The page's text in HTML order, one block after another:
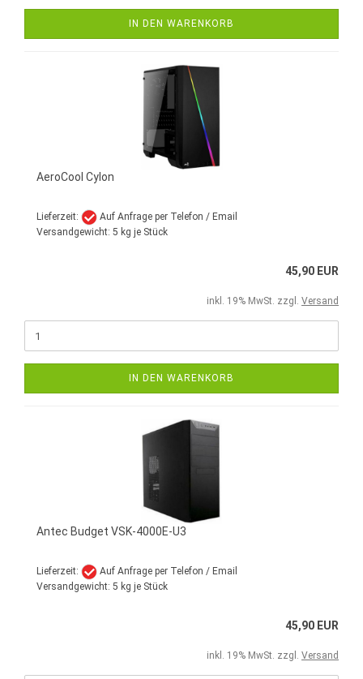
IN DEN WARENKORB
AeroCool Cylon
Lieferzeit:
Auf Anfrage per Telefon / Email
Versandgewicht: 5 kg je Stück
45,90 EUR
inkl. 19% MwSt. zzgl. Versand
IN DEN WARENKORB
Antec Budget VSK-4000E-U3
Lieferzeit:
Auf Anfrage per Telefon / Email
Versandgewicht: 5 kg je Stück
45,90 EUR
inkl. 19% MwSt. zzgl. Versand